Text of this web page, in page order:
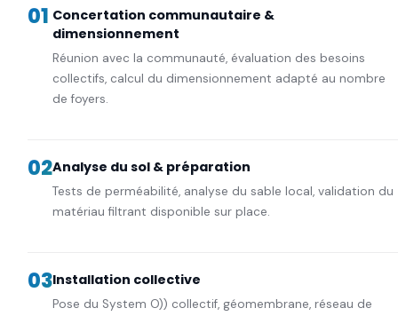
01 Concertation communautaire &
dimensionnement
Réunion avec la communauté, évaluation des besoins
collectifs, calcul du dimensionnement adapté au nombre
de foyers.
02Analyse du sol & préparation
Tests de perméabilité, analyse du sable local, validation du
matériau filtrant disponible sur place.
03Installation collective
Pose du System O)) collectif, géomembrane, réseau de